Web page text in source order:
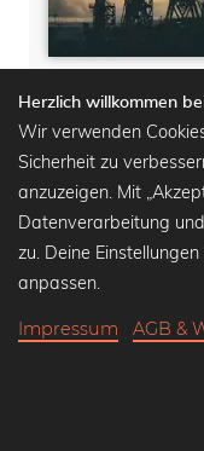
Hafenkräne
Wandbilder ab15,90
Herzlich willkommen
Wir verwenden
Sicherheit zu
anzuzeigen. Mit
Datenverarbeitung
zu. Deine
anpassen.
Impressum AGB &